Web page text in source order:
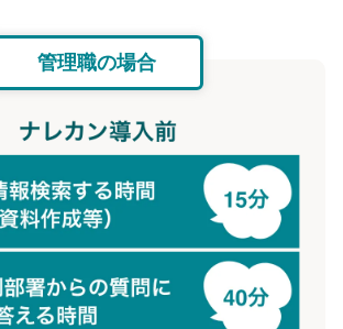
管理職の場合